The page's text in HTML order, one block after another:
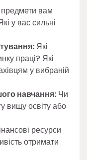
предмети вам
у вас сильні
Які
праці? Які
у вибраній
навчання: Чи
вищу освіту або
ресурси
отримати